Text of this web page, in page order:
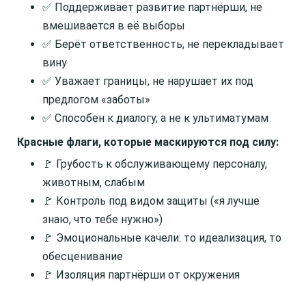
✅ Поддерживает развитие партнёрши, не
вмешивается в её выборы
✅ Берёт ответственность, не перекладывает
вину
✅ Уважает границы, не нарушает их под
предлогом «заботы»
✅ Способен к диалогу, а не к ультиматумам
Красные флаги, которые маскируются под силу:
🚩 Грубость к обслуживающему персоналу,
животным, слабым
🚩 Контроль под видом защиты («я лучше
знаю, что тебе нужно»)
🚩 Эмоциональные качели: то идеализация, то
обесценивание
🚩 Изоляция партнёрши от окружения